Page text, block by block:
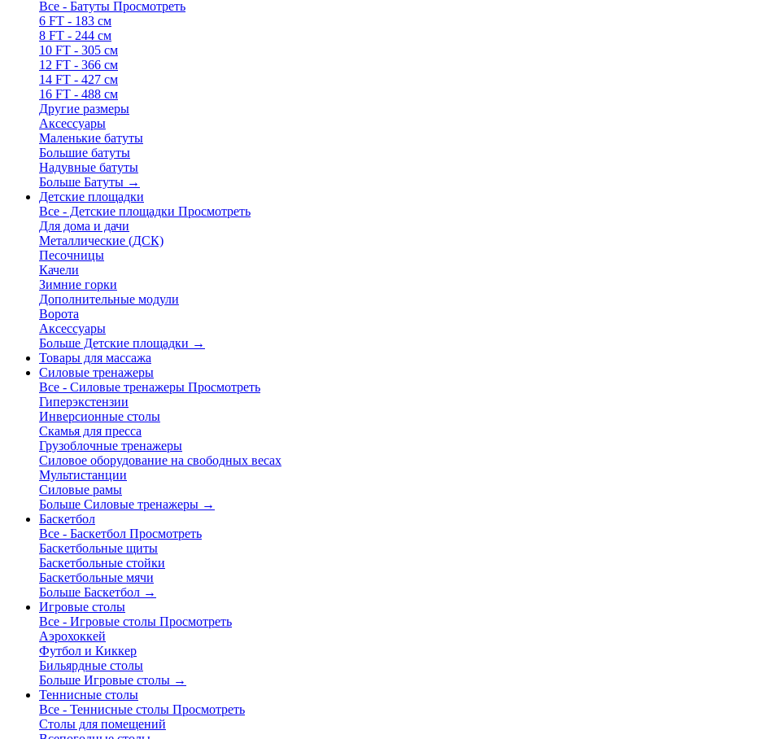
Все - Батуты Просмотреть
6 FT - 183 см
8 FT - 244 см
10 FT - 305 см
12 FT - 366 см
14 FT - 427 см
16 FT - 488 см
Другие размеры
Аксессуары
Маленькие батуты
Большие батуты
Надувные батуты
Больше Батуты →
Детские площадки
Все - Детские площадки Просмотреть
Для дома и дачи
Металлические (ДСК)
Песочницы
Качели
Зимние горки
Дополнительные модули
Ворота
Аксессуары
Больше Детские площадки →
Товары для массажа
Силовые тренажеры
Все - Силовые тренажеры Просмотреть
Гиперэкстензии
Инверсионные столы
Скамья для пресса
Грузоблочные тренажеры
Силовое оборудование на свободных весах
Мультистанции
Силовые рамы
Больше Силовые тренажеры →
Баскетбол
Все - Баскетбол Просмотреть
Баскетбольные щиты
Баскетбольные стойки
Баскетбольные мячи
Больше Баскетбол →
Игровые столы
Все - Игровые столы Просмотреть
Аэрохоккей
Футбол и Киккер
Бильярдные столы
Больше Игровые столы →
Теннисные столы
Все - Теннисные столы Просмотреть
Столы для помещений